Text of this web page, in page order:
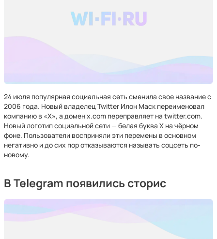
24 июля популярная социальная сеть сменила свое название с
2006 года. Новый владелец Twitter Илон Маск переименовал
компанию в «X», а домен x.com переправляет на twitter.com.
Новый логотип социальной сети — белая буква Х на чёрном
фоне. Пользователи восприняли эти перемены в основном
негативно и до сих пор отказываются называть соцсеть по-
новому.
В Telegram появились сторис